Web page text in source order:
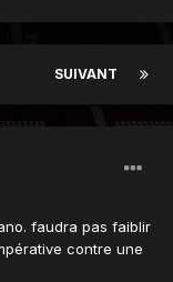
SUIVANT
faudra pas faiblir
contre une